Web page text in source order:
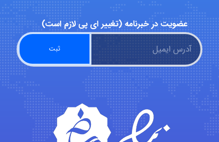
abolfazlkoshehe
abolfazlkoshehe
A.balandeh
fatima
عضویت در خبرنامه (تغییر ای پی لازم است)